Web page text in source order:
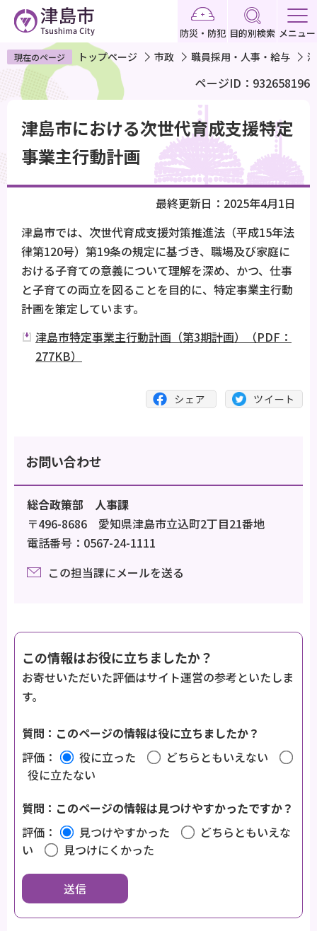
ペ
ー
ジ
で
す
防災・防犯 目的別検索 メニュー
現在のページ トップページ 市政 職員採用・人事・給与
ページID：932658196
か
津島市における次世代育成支援特定
事業主行動計画
最終更新日：2025年4月1日
津島市では、次世代育成支援対策推進法（平成15年法
律第120号）第19条の規定に基づき、職場及び家庭に
おける子育ての意義について理解を深め、かつ、仕事
と子育ての両立を図ることを目的に、特定事業主行動
計画を策定しています。
津島市特定事業主行動計画（第3期計画）（PDF：
277KB）
お問い合わせ
総合政策部 人事課
〒496-8686 愛知県津島市立込町2丁目21番地
電話番号：0567-24-1111
この担当課にメールを送る
この情報はお役に立ちましたか？
お寄せいただいた評価はサイト運営の参考といたしま
す。
質問：このページの情報は役に立ちましたか？
評価：
役に立った
どちらともいえない
役に立たない
質問：このページの情報は見つけやすかったですか？
評価：
見つけやすかった
どちらともいえな
い
見つけにくかった